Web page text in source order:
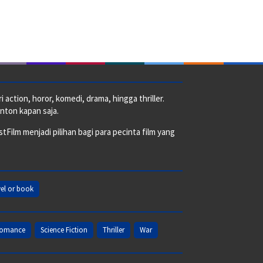
horor, komedi, drama, hingga thriller.
kapan saja.
menjadi pilihan bagi para pecinta film yang
or book
Science Fiction Thriller War